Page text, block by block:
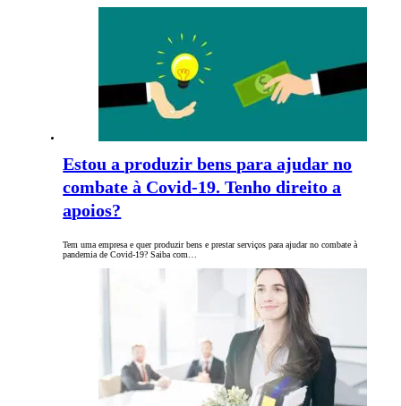
Estou a produzir bens para ajudar no
combate à Covid-19. Tenho direito a
apoios?
Tem uma empresa e quer produzir bens e prestar serviços para ajudar no combate à
pandemia de Covid-19? Saiba com…